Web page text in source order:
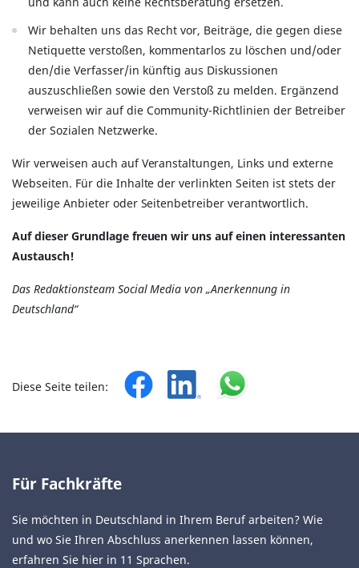
Wir behalten uns das Recht vor, Beiträge, die gegen diese
Netiquette verstoßen, kommentarlos zu löschen und/oder
den/die Verfasser/in künftig aus Diskussionen
auszuschließen sowie den Verstoß zu melden. Ergänzend
verweisen wir auf die Community-Richtlinien der Betreiber
der Sozialen Netzwerke.
Wir verweisen auch auf Veranstaltungen, Links und externe
Webseiten. Für die Inhalte der verlinkten Seiten ist stets der
jeweilige Anbieter oder Seitenbetreiber verantwortlich.
Auf dieser Grundlage freuen wir uns auf einen interessanten
Austausch!
Das Redaktionsteam Social Media von „Anerkennung in
Deutschland“
Diese Seite teilen:
Für Fachkräfte
Sie möchten in Deutschland in Ihrem Beruf arbeiten? Wie
und wo Sie Ihren Abschluss anerkennen lassen können,
erfahren Sie hier in 11 Sprachen.